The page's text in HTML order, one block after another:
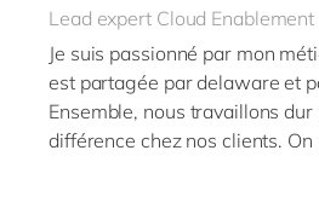
Lead expert Cloud
Je suis passionné par mon
est partagée par delaware et
Ensemble, nous travaillons
différence chez nos clients. On